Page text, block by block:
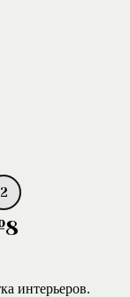
2
интерьеров.